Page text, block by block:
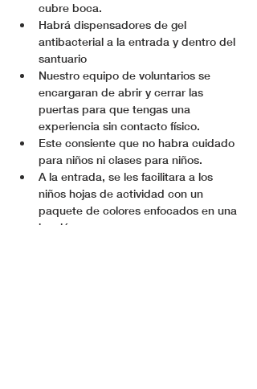
cubre boca.
Habrá dispensadores de gel
antibacterial a la entrada y dentro del
santuario
Nuestro equipo de voluntarios se
encargaran de abrir y cerrar las
puertas para que tengas una
experiencia sin contacto físico.
Este consiente que no habra cuidado
para niños ni clases para niños.
A la entrada, se les facilitara a los
niños hojas de actividad con un
paquete de colores enfocados en una
lección.